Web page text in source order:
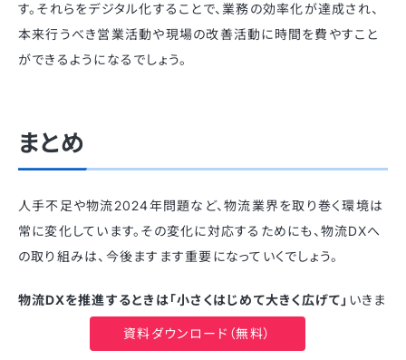
す。それらをデジタル化することで、業務の効率化が達成され、
本来行うべき営業活動や現場の改善活動に時間を費やすこと
ができるようになるでしょう。
まとめ
人手不足や物流2024年問題など、物流業界を取り巻く環境は
常に変化しています。その変化に対応するためにも、物流DXへ
の取り組みは、今後ますます重要になっていくでしょう。
物流DXを推進するときは「小さくはじめて大きく広げて」 いきま
しょう。まずはリスクの低い領域から着手し、試行錯誤を繰り返
しながら、段階的に導入を進めていくことが物流DXを成功させ
資料ダウンロード（無料）